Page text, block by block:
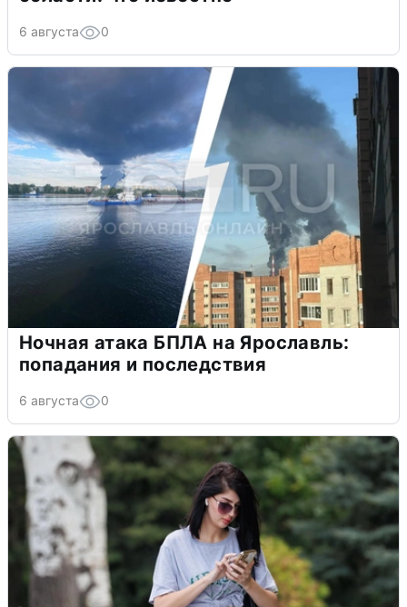
6 августа 0
Ночная атака БПЛА на Ярославль:
попадания и последствия
6 августа 0